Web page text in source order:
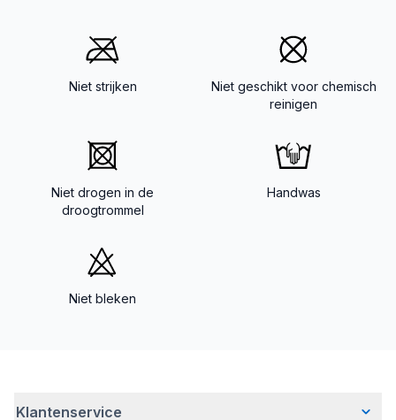
Niet strijken
Niet geschikt voor chemisch
reinigen
Niet drogen in de
droogtrommel
Handwas
Niet bleken
Klantenservice